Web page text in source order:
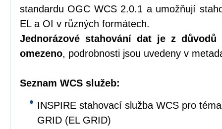
standardu OGC WCS 2.0.1 a umožňují
EL a OI v různých formátech.
Jednorázové stahování dat je z
omezeno, podrobnosti jsou uvedeny v
Seznam WCS služeb:
INSPIRE stahovací služba WCS pro
GRID (EL GRID)